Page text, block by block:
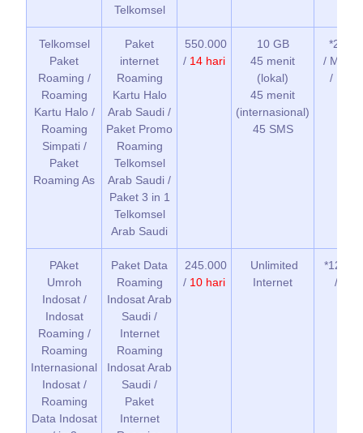
Telkomsel
Telkomsel
Paket
Roaming /
Roaming
Kartu Halo /
Roaming
Simpati /
Paket
Roaming As
Paket
internet
Roaming
Kartu Halo
Arab Saudi /
Paket Promo
Roaming
Telkomsel
Arab Saudi /
Paket 3 in 1
Telkomsel
Arab Saudi
550.000
/ 14 hari
10 GB
45 menit
(lokal)
45 menit
(internasional)
45 SMS
/
/
PAket
Umroh
Indosat /
Indosat
Roaming /
Roaming
Internasional
Indosat /
Roaming
Data Indosat
Paket Data
Roaming
Indosat Arab
Saudi /
Internet
Roaming
Indosat Arab
Saudi /
Paket
Internet
245.000
/ 10 hari
Unlimited
Internet
/